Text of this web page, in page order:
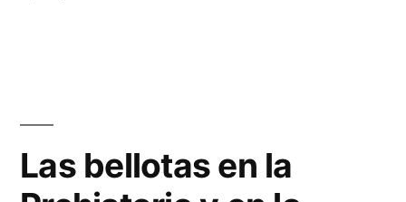
serrana
Las bellotas en la